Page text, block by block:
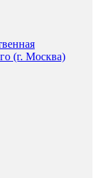
(г. Москва)